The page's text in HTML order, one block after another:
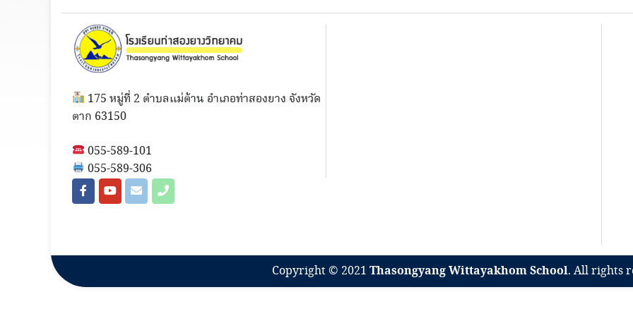
175 หมู่ที่ 2 ตำบลแม่ต้าน อำเภอท่าสองยาง จังหวัด
ตาก 63150
055-589-101
055-589-306
Copyright © 2021 Thasongyang Wittayakhom School. All rights